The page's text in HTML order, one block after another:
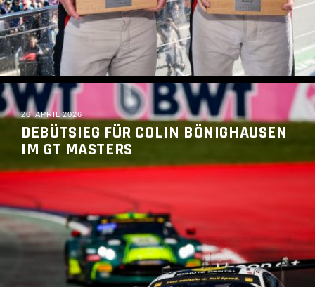
READ MORE
26. APRIL 2026
DEBÜTSIEG FÜR COLIN BÖNIGHAUSEN
IM GT MASTERS